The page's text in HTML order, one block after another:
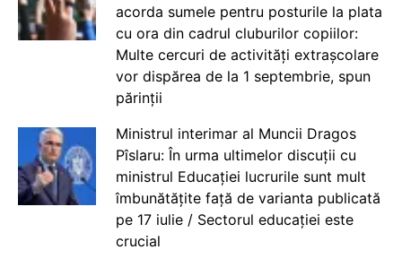
acorda sumele pentru posturile la plata
cu ora din cadrul cluburilor copiilor:
Multe cercuri de activități extrașcolare
vor dispărea de la 1 septembrie, spun
părinții
Ministrul interimar al Muncii Dragos
Pîslaru: În urma ultimelor discuții cu
ministrul Educației lucrurile sunt mult
îmbunătățite față de varianta publicată
pe 17 iulie / Sectorul educației este
crucial